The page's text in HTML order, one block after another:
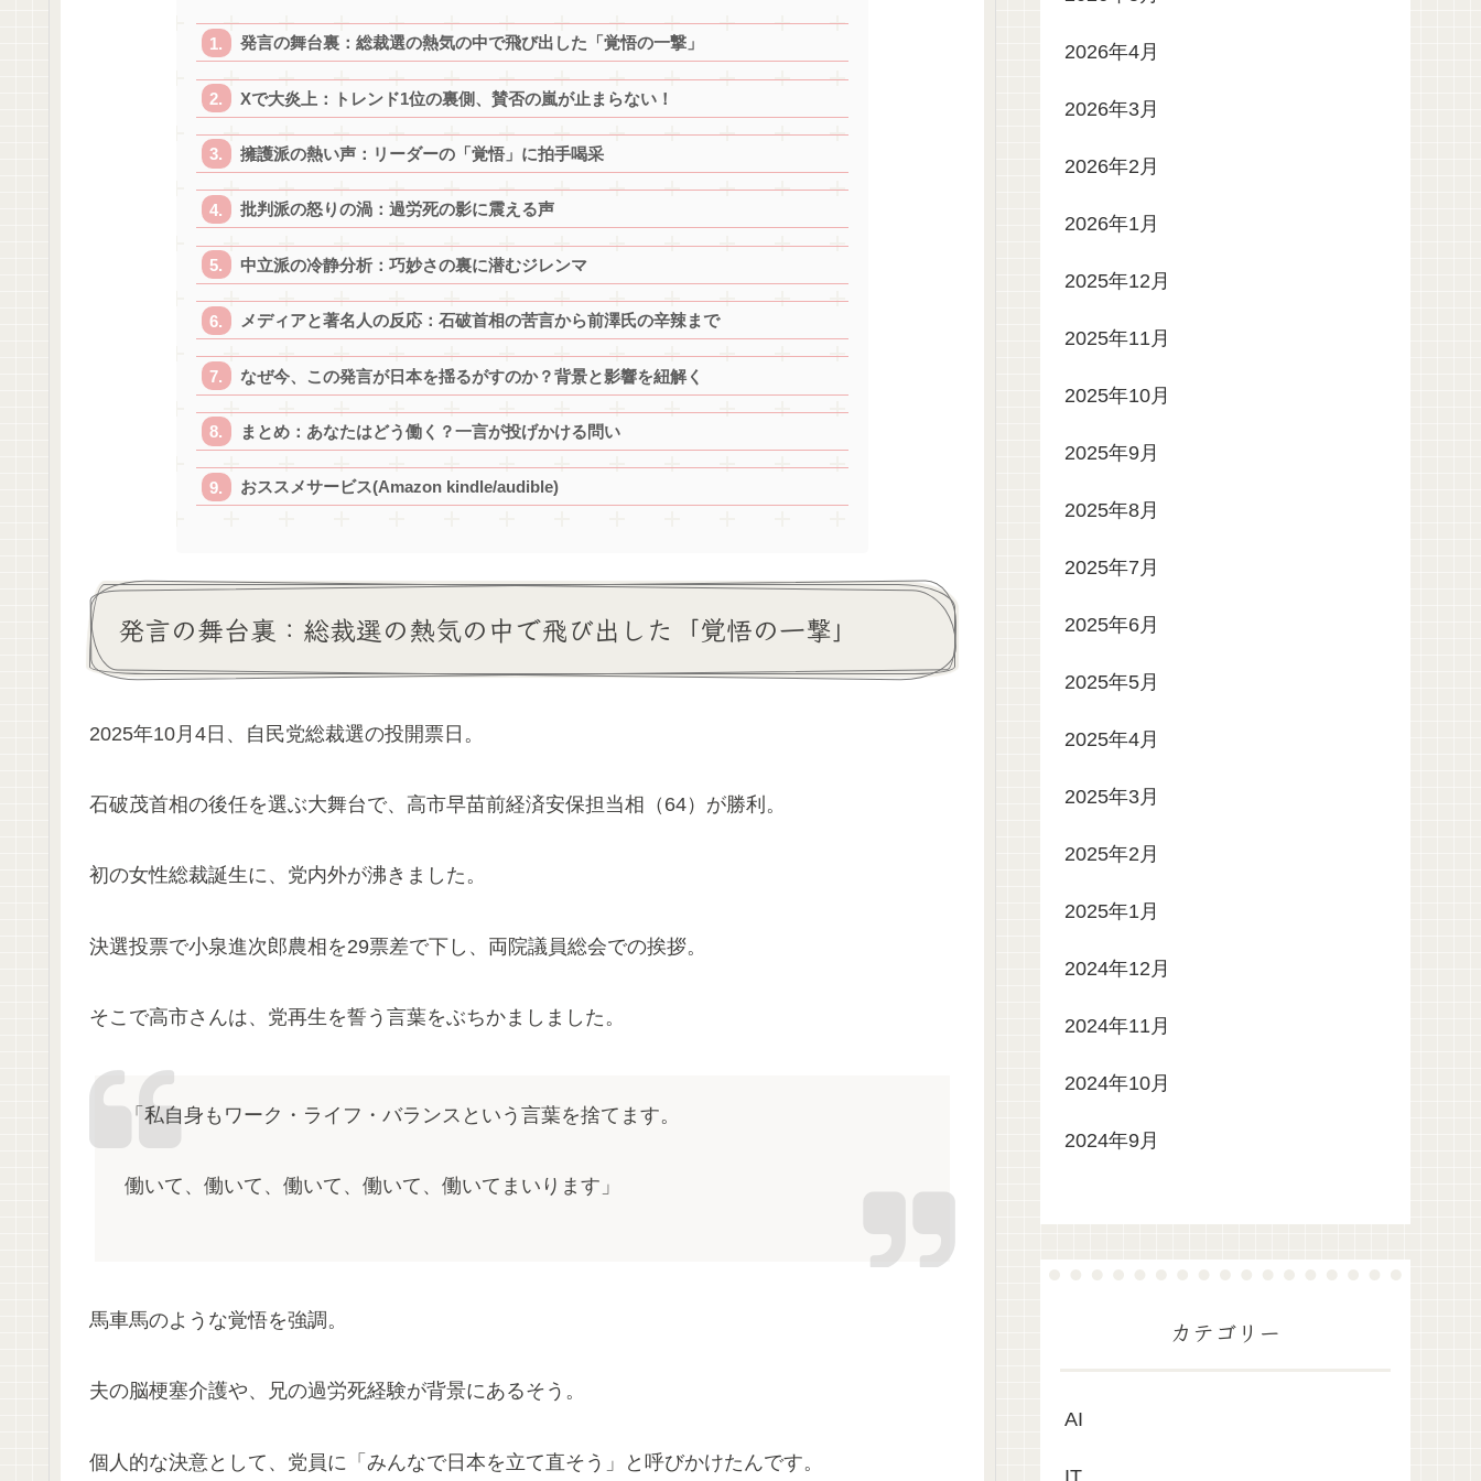
発言の舞台裏：総裁選の熱気の中で飛び出した「覚悟の一撃」
Xで大炎上：トレンド1位の裏側、賛否の嵐が止まらない！
擁護派の熱い声：リーダーの「覚悟」に拍手喝采
批判派の怒りの渦：過労死の影に震える声
中立派の冷静分析：巧妙さの裏に潜むジレンマ
メディアと著名人の反応：石破首相の苦言から前澤氏の辛辣まで
なぜ今、この発言が日本を揺るがすのか？背景と影響を紐解く
まとめ：あなたはどう働く？一言が投げかける問い
おススメサービス(Amazon kindle/audible)
発言の舞台裏：総裁選の熱気の中で飛び出した「覚悟の一撃」
2025年10月4日、自民党総裁選の投開票日。
石破茂首相の後任を選ぶ大舞台で、高市早苗前経済安保担当相（64）が勝利。
初の女性総裁誕生に、党内外が沸きました。
決選投票で小泉進次郎農相を29票差で下し、両院議員総会での挨拶。
そこで高市さんは、党再生を誓う言葉をぶちかましました。
「私自身もワーク・ライフ・バランスという言葉を捨てます。
働いて、働いて、働いて、働いて、働いてまいります」
馬車馬のような覚悟を強調。
夫の脳梗塞介護や、兄の過労死経験が背景にあるそう。
個人的な決意として、党員に「みんなで日本を立て直そう」と呼びかけたんです。
2026年4月
2026年3月
2026年2月
2026年1月
2025年12月
2025年11月
2025年10月
2025年9月
2025年8月
2025年7月
2025年6月
2025年5月
2025年4月
2025年3月
2025年2月
2025年1月
2024年12月
2024年11月
2024年10月
2024年9月
カテゴリー
AI